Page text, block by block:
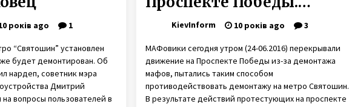
років ago 1
“Святошин” установлен
будет демонтирован. Об
нардеп, советник мэра
Дмитрий
вопросы пользователей в
Документов на ларьки
KievInform 10 років ago 3
МАФовики сегодня утром (24-06.2016) перекрывали
движение на Проспекте Победы из-за демонтажа
мафов, пытались таким способом
противодействовать демонтажу на метро Святошин.
В результате действий протестующих на проспекте